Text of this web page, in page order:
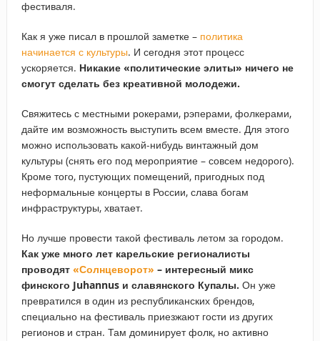
фестиваля.
Как я уже писал в прошлой заметке – политика
начинается с культуры. И сегодня этот процесс
ускоряется. Никакие «политические элиты» ничего не
смогут сделать без креативной молодежи.
Свяжитесь с местными рокерами, рэперами, фолкерами,
дайте им возможность выступить всем вместе. Для этого
можно использовать какой-нибудь винтажный дом
культуры (снять его под мероприятие – совсем недорого).
Кроме того, пустующих помещений, пригодных под
неформальные концерты в России, слава богам
инфраструктуры, хватает.
Но лучше провести такой фестиваль летом за городом.
Как уже много лет карельские регионалисты
проводят «Солнцеворот» – интересный микс
финского Juhannus и славянского Купалы. Он уже
превратился в один из республиканских брендов,
специально на фестиваль приезжают гости из других
регионов и стран. Там доминирует фолк, но активно